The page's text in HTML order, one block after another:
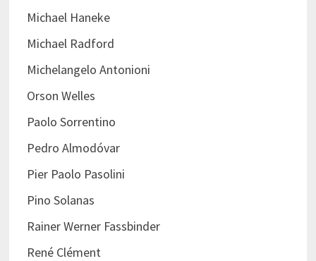
Michael Haneke
Michael Radford
Michelangelo Antonioni
Orson Welles
Paolo Sorrentino
Pedro Almodóvar
Pier Paolo Pasolini
Pino Solanas
Rainer Werner Fassbinder
René Clément